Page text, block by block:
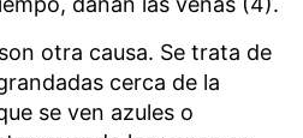
otra causa. Se trata de
cerca de la
se ven azules o